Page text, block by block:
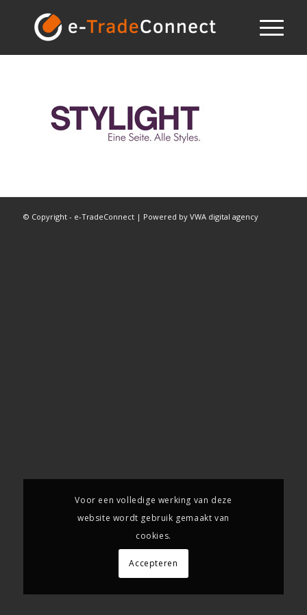
© Copyright - e-TradeConnect | Powered by VWA digital agency
Voor een volledige werking van deze
website wordt gebruik gemaakt van
cookies.
Accepteren